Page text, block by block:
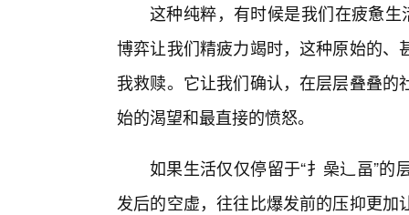
这种纯粹，有时候是我们在疲惫
博弈让我们精疲力竭时，这种原始的
我救赎。它让我们确认，在层层叠叠
始的渴望和最直接的愤怒。
如果生活仅仅停留于“扌喿辶畐”
发后的空虚，往往比爆发前的压抑更